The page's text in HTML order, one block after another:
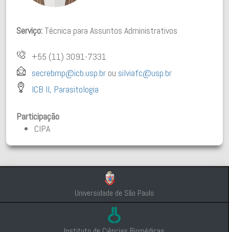
Serviço: Técnica para Assuntos Administrativos
+55 (11) 3091-7331
secrebmp@icb.usp.br ou silviafc@usp.br
ICB II, Parasitologia
Participação
CIPA
Universidade de São Paulo